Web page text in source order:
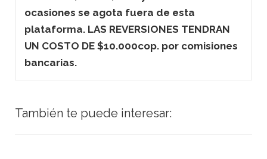
ocasiones se agota fuera de esta
plataforma. LAS REVERSIONES TENDRAN
UN COSTO DE $10.000cop. por comisiones
bancarias.
También te puede interesar: